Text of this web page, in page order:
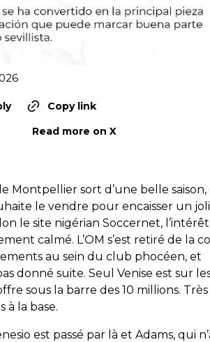
Copy link
Read more on X
Montpellier sort d’une belle
le vendre pour encaisser un joli
le site nigérian Soccernet,
calmé. L’OM s’est retiré de la
au sein du club phocéen, et
donné suite. Seul Venise est sur
sous la barre des 10 millions.
à la base.
est passé par là et Adams, qui